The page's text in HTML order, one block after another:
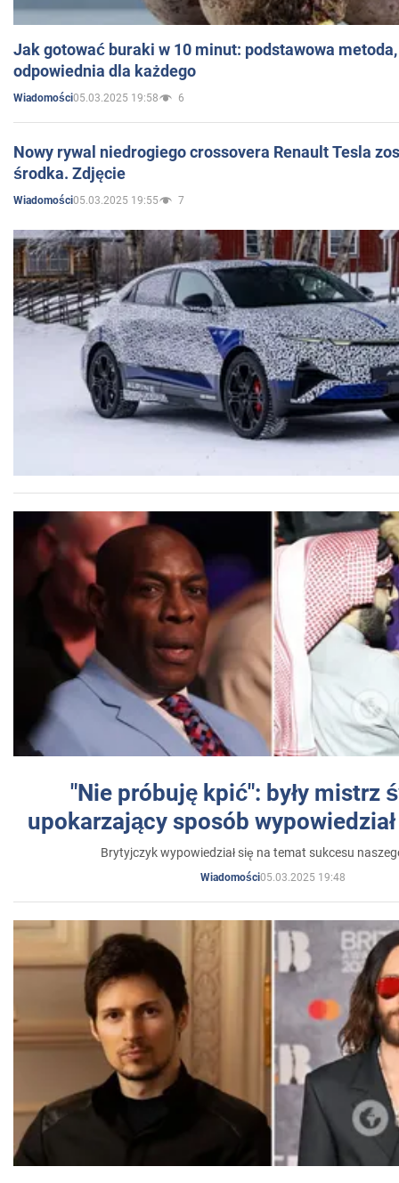
Jak gotować buraki w 10 minut: podstawowa
odpowiednia dla każdego
Wiadomości05.03.2025 19:58 6
Nowy rywal niedrogiego crossovera Renault Tesla
środka. Zdjęcie
Wiadomości05.03.2025 19:55 7
"Nie próbuję kpić": były mistrz
upokarzający sposób
Brytyjczyk wypowiedział się na temat sukcesu
Wiadomości05.03.2025 19:48